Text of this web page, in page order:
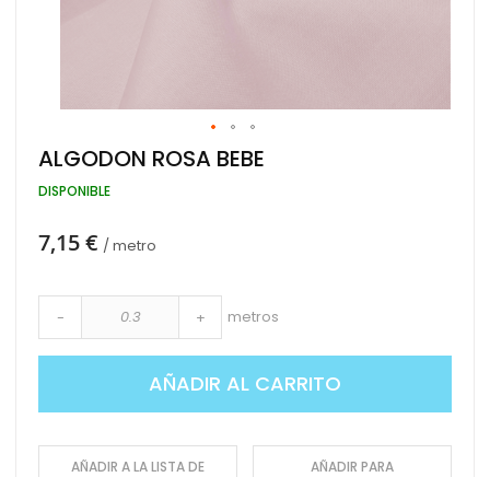
Saltar
al
comienzo
galería
ALGODON ROSA BEBE
DISPONIBLE
7,15 € / metro
- + metros
AÑADIR AL CARRITO
AÑADIR A LA LISTA DE
AÑADIR PARA